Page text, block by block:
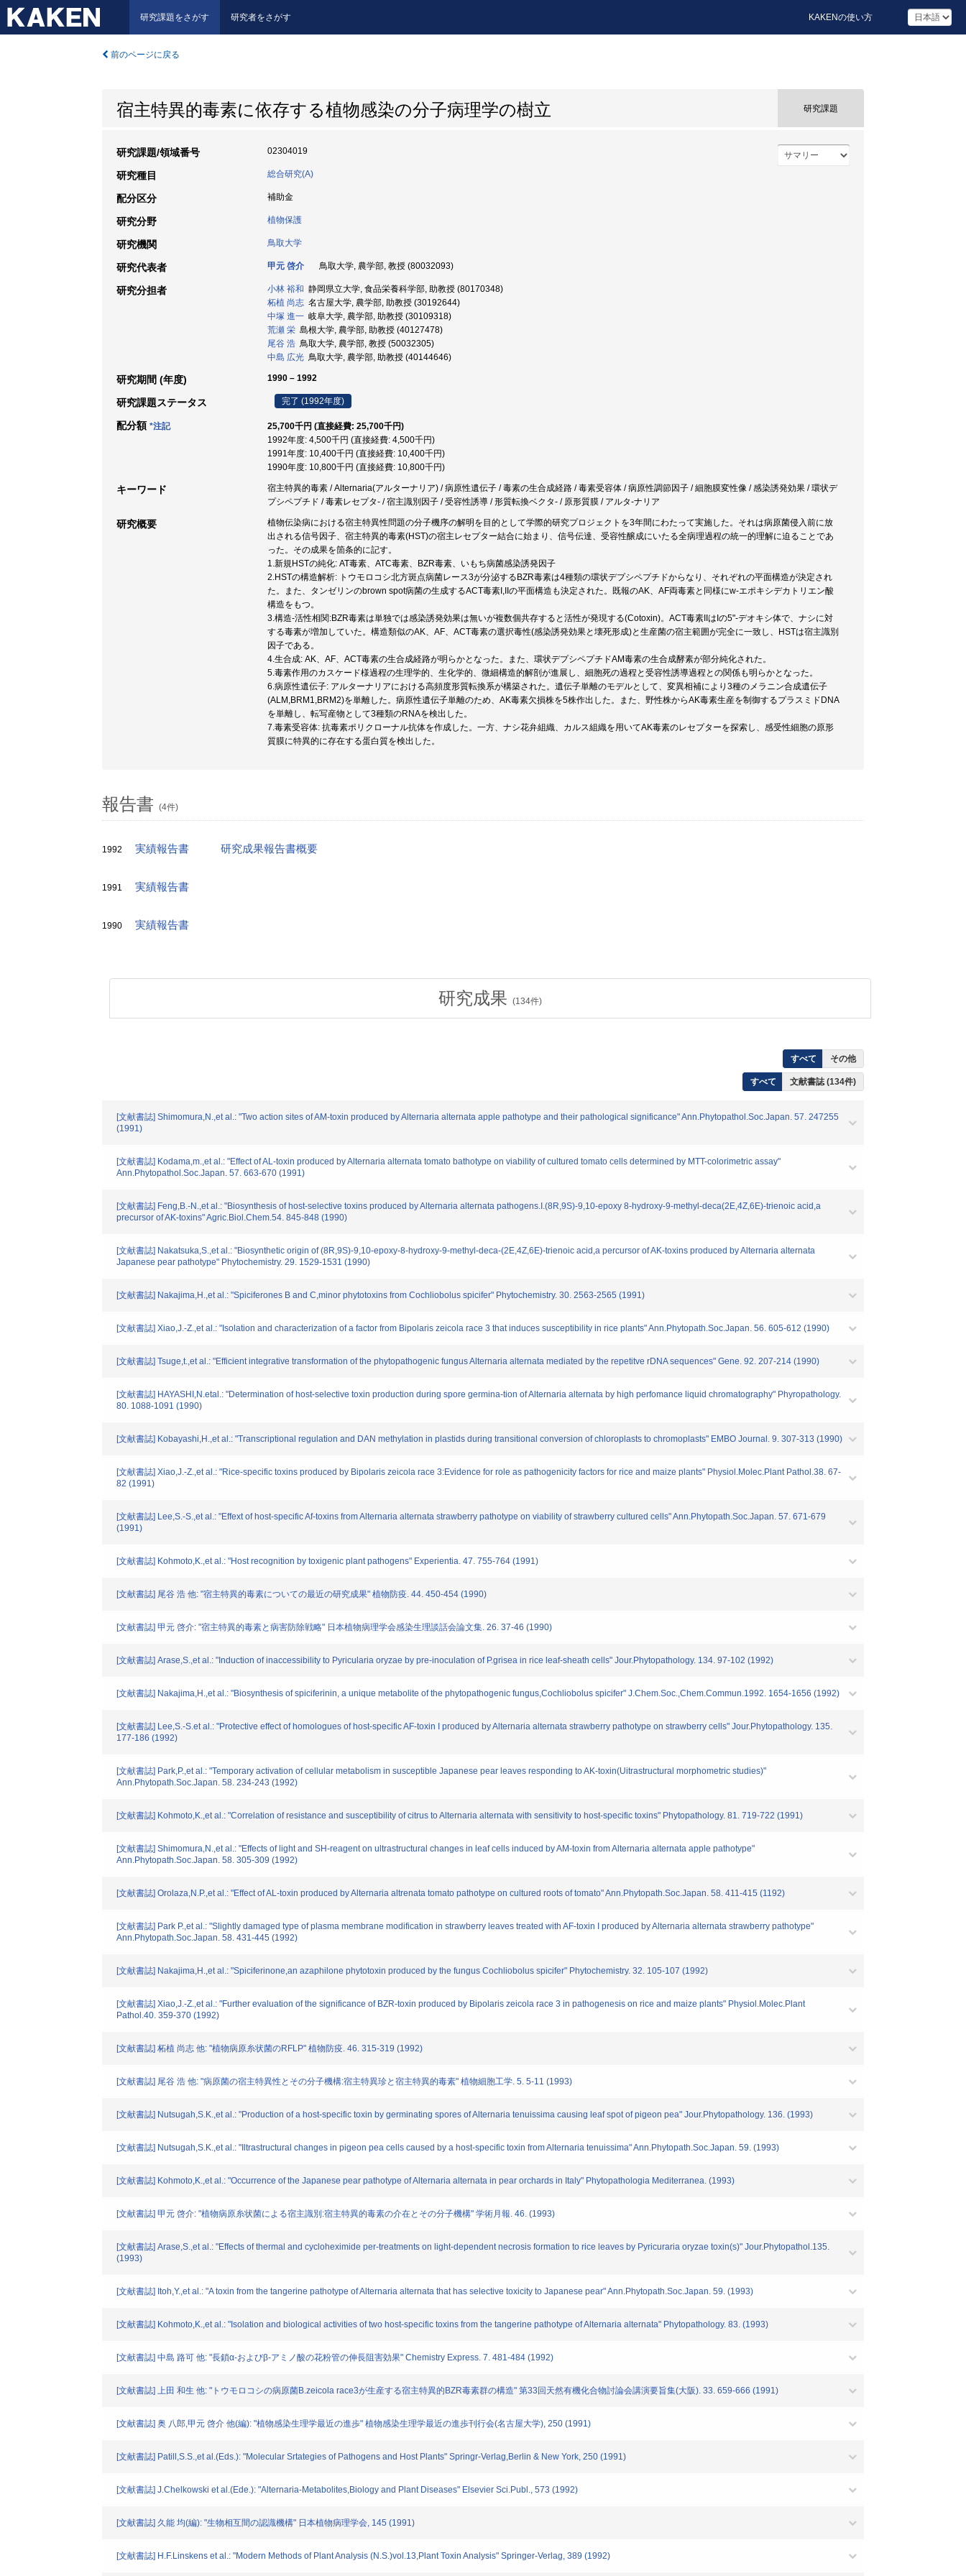
研究課題をさがす 研究者をさがす KAKENの使い方
前のページに戻る
宿主特異的毒素に依存する植物感染の分子病理学の樹立 研究課題
研究課題/領域番号 02304019
研究種目 総合研究(A)
配分区分 補助金
研究分野 植物保護
研究機関 鳥取大学
研究代表者 甲元 啓介 鳥取大学, 農学部, 教授 (80032093)
研究分担者 小林 裕和 静岡県立大学, 食品栄養科学部, 助教授 (80170348)
柘植 尚志 名古屋大学, 農学部, 助教授 (30192644)
中塚 進一 岐阜大学, 農学部, 助教授 (30109318)
荒瀬 栄 島根大学, 農学部, 助教授 (40127478)
尾谷 浩 鳥取大学, 農学部, 教授 (50032305)
中島 広光 鳥取大学, 農学部, 助教授 (40144646)
研究期間 (年度) 1990 – 1992
研究課題ステータス 完了 (1992年度)
配分額 *注記
25,700千円 (直接経費: 25,700千円)
1992年度: 4,500千円 (直接経費: 4,500千円)
1991年度: 10,400千円 (直接経費: 10,400千円)
1990年度: 10,800千円 (直接経費: 10,800千円)
キーワード
宿主特異的毒素 / Alternaria(アルターナリア) / 病原性遺伝子 / 毒素の生合成経路 / 毒素受容体 / 病原性調節因子 / 細胞膜変性像 / 感染誘発効果 / 環状デ
プシペプチド / 毒素レセプタ- / 宿主識別因子 / 受容性誘導 / 形質転換ベクタ- / 原形質膜 / アルタ-ナリア
研究概要
植物伝染病における宿主特異性問題の分子機序の解明を目的として学際的研究プロジェクトを3年間にわたって実施した。それは病原菌侵入前に放
出される信号因子、宿主特異的毒素(HST)の宿主レセプター結合に始まり、信号伝達、受容性醸成にいたる全病理過程の統一的理解に迫ることであ
った。その成果を箇条的に記す。
1.新規HSTの純化: AT毒素、ATC毒素、BZR毒素、いもち病菌感染誘発因子
2.HSTの構造解析: トウモロコシ北方斑点病菌レース3が分泌するBZR毒素は4種類の環状デプシペプチドからなり、それぞれの平面構造が決定され
た。また、タンゼリンのbrown spot病菌の生成するACT毒素I,IIの平面構造も決定された。既報のAK、AF両毒素と同様にw-エポキシデカトリエン酸
構造をもつ。
3.構造-活性相関:BZR毒素は単独では感染誘発効果は無いが複数個共存すると活性が発現する(Cotoxin)。ACT毒素IIはIの5"-デオキシ体で、ナシに対
する毒素が増加していた。構造類似のAK、AF、ACT毒素の選択毒性(感染誘発効果と壊死形成)と生産菌の宿主範囲が完全に一致し、HSTは宿主識別
因子である。
4.生合成: AK、AF、ACT毒素の生合成経路が明らかとなった。また、環状デプシペプチドAM毒素の生合成酵素が部分純化された。
5.毒素作用のカスケード様過程の生理学的、生化学的、微細構造的解剖が進展し、細胞死の過程と受容性誘導過程との関係も明らかとなった。
6.病原性遺伝子: アルターナリアにおける高頻度形質転換系が構築された。遺伝子単離のモデルとして、変異相補により3種のメラニン合成遺伝子
(ALM,BRM1,BRM2)を単離した。病原性遺伝子単離のため、AK毒素欠損株を5株作出した。また、野性株からAK毒素生産を制御するプラスミドDNA
を単離し、転写産物として3種類のRNAを検出した。
7.毒素受容体: 抗毒素ポリクローナル抗体を作成した。一方、ナシ花弁組織、カルス組織を用いてAK毒素のレセプターを探索し、感受性細胞の原形
質膜に特異的に存在する蛋白質を検出した。
報告書 (4件)
1992 実績報告書 研究成果報告書概要
1991 実績報告書
1990 実績報告書
研究成果 (134件)
すべて その他
すべて 文献書誌 (134件)
[文献書誌] Shimomura,N.,et al.: "Two action sites of AM-toxin produced by Alternaria alternata apple pathotype and their pathological significance" Ann.Phytopathol.Soc.Japan. 57. 247255
(1991)
[文献書誌] Kodama,m.,et al.: "Effect of AL-toxin produced by Alternaria alternata tomato bathotype on viability of cultured tomato cells determined by MTT-colorimetric assay"
Ann.Phytopathol.Soc.Japan. 57. 663-670 (1991)
[文献書誌] Feng,B.-N.,et al.: "Biosynthesis of host-selective toxins produced by Alternaria alternata pathogens.I.(8R,9S)-9,10-epoxy 8-hydroxy-9-methyl-deca(2E,4Z,6E)-trienoic acid,a
precursor of AK-toxins" Agric.Biol.Chem.54. 845-848 (1990)
[文献書誌] Nakatsuka,S.,et al.: "Biosynthetic origin of (8R,9S)-9,10-epoxy-8-hydroxy-9-methyl-deca-(2E,4Z,6E)-trienoic acid,a percursor of AK-toxins produced by Alternaria alternata
Japanese pear pathotype" Phytochemistry. 29. 1529-1531 (1990)
[文献書誌] Nakajima,H.,et al.: "Spiciferones B and C,minor phytotoxins from Cochliobolus spicifer" Phytochemistry. 30. 2563-2565 (1991)
[文献書誌] Xiao,J.-Z.,et al.: "Isolation and characterization of a factor from Bipolaris zeicola race 3 that induces susceptibility in rice plants" Ann.Phytopath.Soc.Japan. 56. 605-612 (1990)
[文献書誌] Tsuge,t.,et al.: "Efficient integrative transformation of the phytopathogenic fungus Alternaria alternata mediated by the repetitve rDNA sequences" Gene. 92. 207-214 (1990)
[文献書誌] HAYASHI,N.etal.: "Determination of host-selective toxin production during spore germina-tion of Alternaria alternata by high perfomance liquid chromatography" Phyropathology.
80. 1088-1091 (1990)
[文献書誌] Kobayashi,H.,et al.: "Transcriptional regulation and DAN methylation in plastids during transitional conversion of chloroplasts to chromoplasts" EMBO Journal. 9. 307-313 (1990)
[文献書誌] Xiao,J.-Z.,et al.: "Rice-specific toxins produced by Bipolaris zeicola race 3:Evidence for role as pathogenicity factors for rice and maize plants" Physiol.Molec.Plant Pathol.38. 67-
82 (1991)
[文献書誌] Lee,S.-S.,et al.: "Effext of host-specific Af-toxins from Alternaria alternata strawberry pathotype on viability of strawberry cultured cells" Ann.Phytopath.Soc.Japan. 57. 671-679
(1991)
[文献書誌] Kohmoto,K.,et al.: "Host recognition by toxigenic plant pathogens" Experientia. 47. 755-764 (1991)
[文献書誌] 尾谷 浩 他: "宿主特異的毒素についての最近の研究成果" 植物防疫. 44. 450-454 (1990)
[文献書誌] 甲元 啓介: "宿主特異的毒素と病害防除戦略" 日本植物病理学会感染生理談話会論文集. 26. 37-46 (1990)
[文献書誌] Arase,S.,et al.: "Induction of inaccessibility to Pyricularia oryzae by pre-inoculation of P.grisea in rice leaf-sheath cells" Jour.Phytopathology. 134. 97-102 (1992)
[文献書誌] Nakajima,H.,et al.: "Biosynthesis of spiciferinin, a unique metabolite of the phytopathogenic fungus,Cochliobolus spicifer" J.Chem.Soc.,Chem.Commun.1992. 1654-1656 (1992)
[文献書誌] Lee,S.-S.et al.: "Protective effect of homologues of host-specific AF-toxin I produced by Alternaria alternata strawberry pathotype on strawberry cells" Jour.Phytopathology. 135.
177-186 (1992)
[文献書誌] Park,P.,et al.: "Temporary activation of cellular metabolism in susceptible Japanese pear leaves responding to AK-toxin(Uitrastructural morphometric studies)"
Ann.Phytopath.Soc.Japan. 58. 234-243 (1992)
[文献書誌] Kohmoto,K.,et al.: "Correlation of resistance and susceptibility of citrus to Alternaria alternata with sensitivity to host-specific toxins" Phytopathology. 81. 719-722 (1991)
[文献書誌] Shimomura,N.,et al.: "Effects of light and SH-reagent on ultrastructural changes in leaf cells induced by AM-toxin from Alternaria alternata apple pathotype"
Ann.Phytopath.Soc.Japan. 58. 305-309 (1992)
[文献書誌] Orolaza,N.P.,et al.: "Effect of AL-toxin produced by Alternaria altrenata tomato pathotype on cultured roots of tomato" Ann.Phytopath.Soc.Japan. 58. 411-415 (1192)
[文献書誌] Park P.,et al.: "Slightly damaged type of plasma membrane modification in strawberry leaves treated with AF-toxin I produced by Alternaria alternata strawberry pathotype"
Ann.Phytopath.Soc.Japan. 58. 431-445 (1992)
[文献書誌] Nakajima,H.,et al.: "Spiciferinone,an azaphilone phytotoxin produced by the fungus Cochliobolus spicifer" Phytochemistry. 32. 105-107 (1992)
[文献書誌] Xiao,J.-Z.,et al.: "Further evaluation of the significance of BZR-toxin produced by Bipolaris zeicola race 3 in pathogenesis on rice and maize plants" Physiol.Molec.Plant
Pathol.40. 359-370 (1992)
[文献書誌] 柘植 尚志 他: "植物病原糸状菌のRFLP" 植物防疫. 46. 315-319 (1992)
[文献書誌] 尾谷 浩 他: "病原菌の宿主特異性とその分子機構:宿主特異珍と宿主特異的毒素" 植物細胞工学. 5. 5-11 (1993)
[文献書誌] Nutsugah,S.K.,et al.: "Production of a host-specific toxin by germinating spores of Alternaria tenuissima causing leaf spot of pigeon pea" Jour.Phytopathology. 136. (1993)
[文献書誌] Nutsugah,S.K.,et al.: "Iltrastructural changes in pigeon pea cells caused by a host-specific toxin from Alternaria tenuissima" Ann.Phytopath.Soc.Japan. 59. (1993)
[文献書誌] Kohmoto,K.,et al.: "Occurrence of the Japanese pear pathotype of Alternaria alternata in pear orchards in Italy" Phytopathologia Mediterranea. (1993)
[文献書誌] 甲元 啓介: "植物病原糸状菌による宿主識別:宿主特異的毒素の介在とその分子機構" 学術月報. 46. (1993)
[文献書誌] Arase,S.,et al.: "Effects of thermal and cycloheximide per-treatments on light-dependent necrosis formation to rice leaves by Pyricuraria oryzae toxin(s)" Jour.Phytopathol.135.
(1993)
[文献書誌] Itoh,Y.,et al.: "A toxin from the tangerine pathotype of Alternaria alternata that has selective toxicity to Japanese pear" Ann.Phytopath.Soc.Japan. 59. (1993)
[文献書誌] Kohmoto,K.,et al.: "Isolation and biological activities of two host-specific toxins from the tangerine pathotype of Alternaria alternata" Phytopathology. 83. (1993)
[文献書誌] 中島 路可 他: "長鎖α-およびβ-アミノ酸の花粉管の伸長阻害効果" Chemistry Express. 7. 481-484 (1992)
[文献書誌] 上田 和生 他: "トウモロコシの病原菌B.zeicola race3が生産する宿主特異的BZR毒素群の構造" 第33回天然有機化合物討論会講演要旨集(大阪). 33. 659-666 (1991)
[文献書誌] 奥 八郎,甲元 啓介 他(編): "植物感染生理学最近の進歩" 植物感染生理学最近の進歩刊行会(名古屋大学), 250 (1991)
[文献書誌] Patill,S.S.,et al.(Eds.): "Molecular Srtategies of Pathogens and Host Plants" Springr-Verlag,Berlin & New York, 250 (1991)
[文献書誌] J.Chelkowski et al.(Ede.): "Alternaria-Metabolites,Biology and Plant Diseases" Elsevier Sci.Publ., 573 (1992)
[文献書誌] 久能 均(編): "生物相互間の認識機構" 日本植物病理学会, 145 (1991)
[文献書誌] H.F.Linskens et al.: "Modern Methods of Plant Analysis (N.S.)vol.13,Plant Toxin Analysis" Springer-Verlag, 389 (1992)